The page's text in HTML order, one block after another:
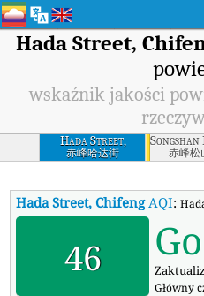
Hada Street,
wskaźnik jakości
Hada Street,
Chifeng
赤峰哈达街 赤峰松
Hada Street, ChifengAQI:
46
Główny